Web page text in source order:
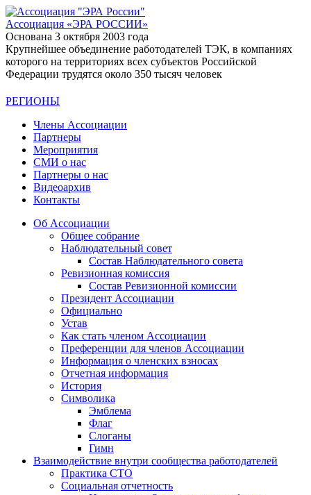
Ассоциация «ЭРА РОССИИ»
Основана 3 октября 2003 года
Крупнейшее объединение работодателей ТЭК, в компаниях
которого на территориях всех субъектов Российской
Федерации трудятся около 350 тысяч человек
РЕГИОНЫ
Члены Ассоциации
Партнеры
Мероприятия
СМИ о нас
Партнеры о нас
Видеоархив
Контакты
Об Ассоциации
Общее собрание
Наблюдательный совет
Состав Наблюдательного совета
Ревизионная комиссия
Состав Ревизионной комиссии
Президент Ассоциации
Официально
Устав
Как стать членом Ассоциации
Преференции для членов Ассоциации
Информация о членских взносах
Отчетная информация
История
Символика
Эмблема
Флаг
Слоганы
Гимн
Взаимодействие внутри сообщества работодателей
Практика СТО
Социальная отчетность